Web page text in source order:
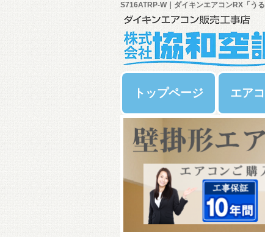
S716ATRP-W｜ダイキンエアコンRX「う
トップページ エア